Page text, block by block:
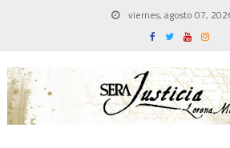
viernes, agosto 07,